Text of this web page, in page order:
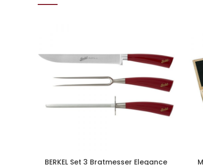
READ MORE
BERKEL Set 3 Bratmesser Elegance